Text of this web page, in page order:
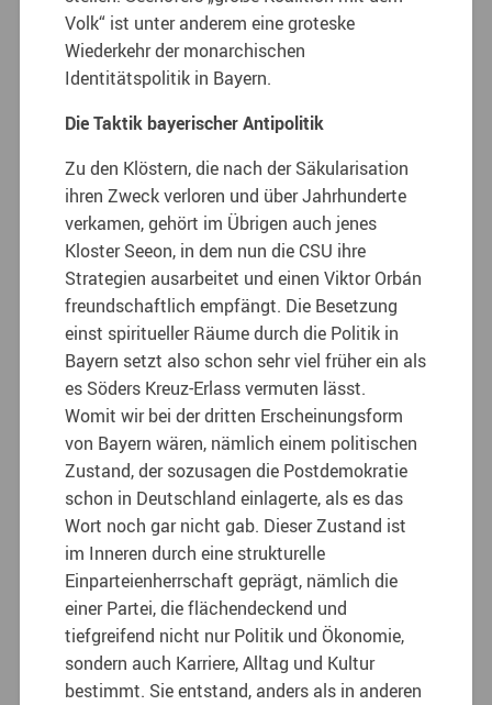
Volk“ ist unter anderem eine groteske
Wiederkehr der monarchischen
Identitätspolitik in Bayern.
Die Taktik bayerischer Antipolitik
Zu den Klöstern, die nach der Säkularisation
ihren Zweck verloren und über Jahrhunderte
verkamen, gehört im Übrigen auch jenes
Kloster Seeon, in dem nun die CSU ihre
Strategien ausarbeitet und einen Viktor Orbán
freundschaftlich empfängt. Die Besetzung
einst spiritueller Räume durch die Politik in
Bayern setzt also schon sehr viel früher ein als
es Söders Kreuz-Erlass vermuten lässt.
Womit wir bei der dritten Erscheinungsform
von Bayern wären, nämlich einem politischen
Zustand, der sozusagen die Postdemokratie
schon in Deutschland einlagerte, als es das
Wort noch gar nicht gab. Dieser Zustand ist
im Inneren durch eine strukturelle
Einparteienherrschaft geprägt, nämlich die
einer Partei, die flächendeckend und
tiefgreifend nicht nur Politik und Ökonomie,
sondern auch Karriere, Alltag und Kultur
bestimmt. Sie entstand, anders als in anderen